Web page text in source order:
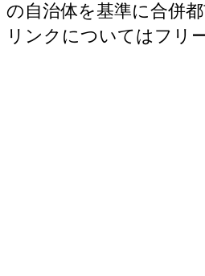
の自治体を基準に合併
リンクについてはフリ